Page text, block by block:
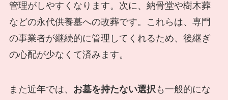
管理がしやすくなります。次に、納骨堂や樹木葬
などの永代供養墓への改葬です。これらは、専門
の事業者が継続的に管理してくれるため、後継ぎ
の心配が少なくて済みます。
また近年では、 お墓を持たない選択も一般的にな